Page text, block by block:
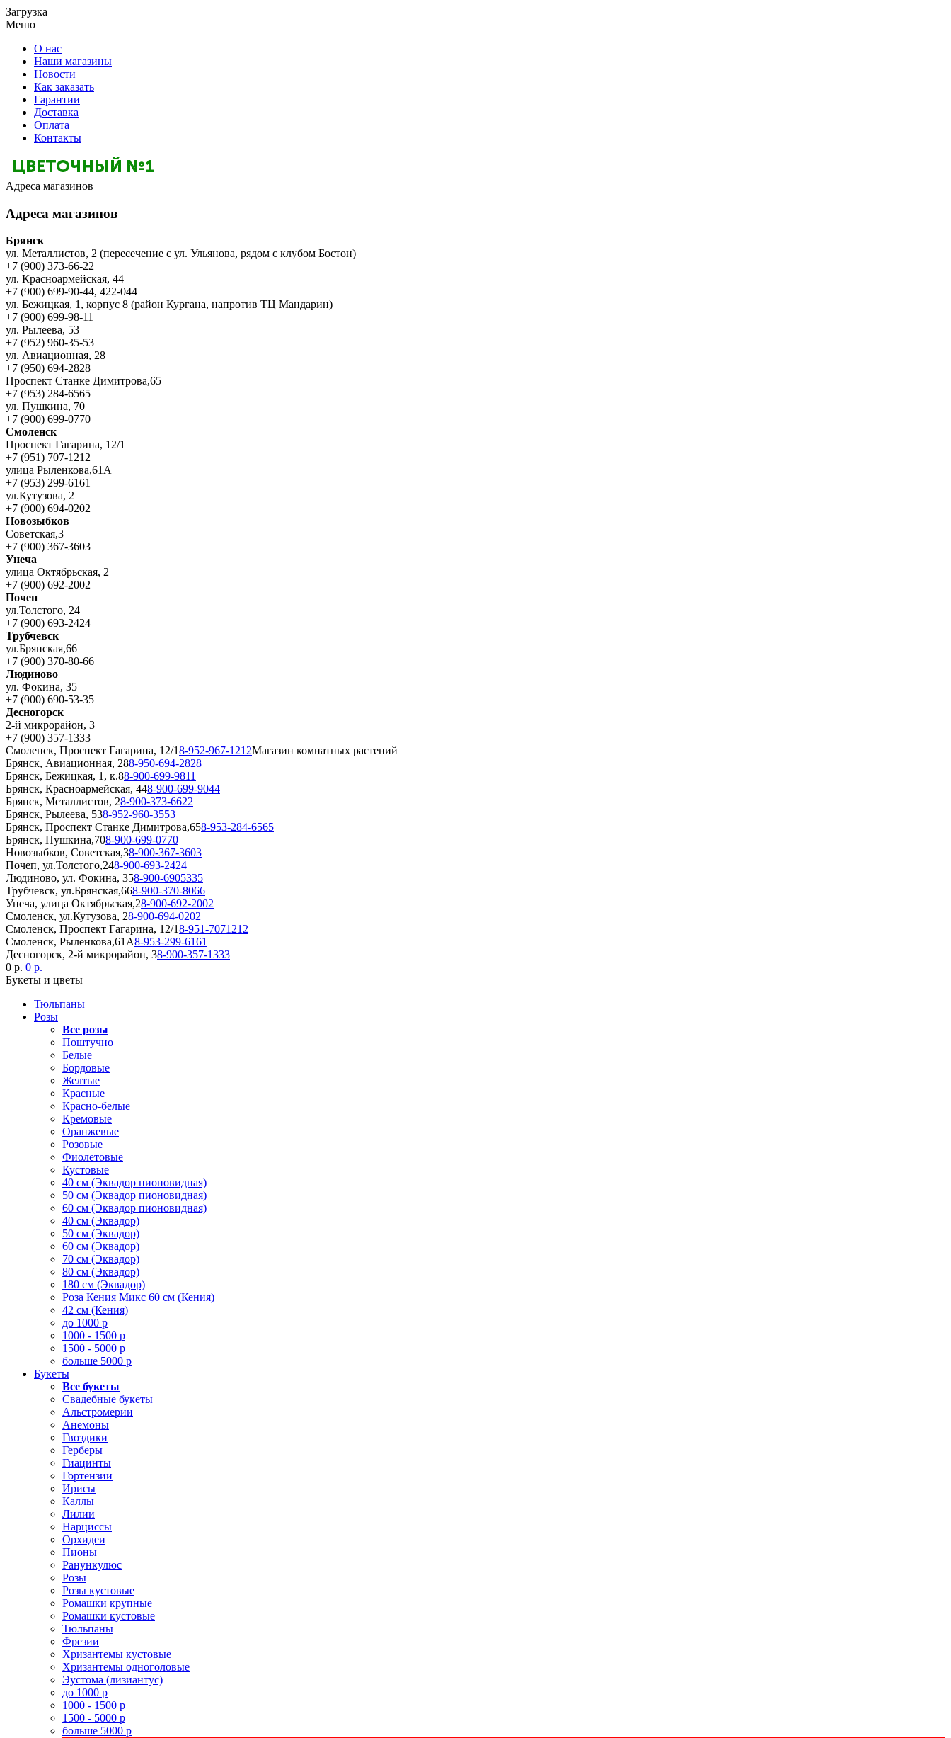
Загрузка
Меню
О нас
Наши магазины
Новости
Как заказать
Гарантии
Доставка
Оплата
Контакты
Адреса магазинов
Адреса магазинов
Брянск
ул. Металлистов, 2 (пересечение с ул. Ульянова, рядом с клубом Бостон)
+7 (900) 373-66-22
ул. Красноармейская, 44
+7 (900) 699-90-44, 422-044
ул. Бежицкая, 1, корпус 8 (район Кургана, напротив ТЦ Мандарин)
+7 (900) 699-98-11
ул. Рылеева, 53
+7 (952) 960-35-53
ул. Авиационная, 28
+7 (950) 694-2828
Проспект Станке Димитрова,65
+7 (953) 284-6565
ул. Пушкина, 70
+7 (900) 699-0770
Смоленск
Проспект Гагарина, 12/1
+7 (951) 707-1212
улица Рыленкова,61А
+7 (953) 299-6161
ул.Кутузова, 2
+7 (900) 694-0202
Новозыбков
Советская,3
+7 (900) 367-3603
Унеча
улица Октябрьская, 2
+7 (900) 692-2002
Почеп
ул.Толстого, 24
+7 (900) 693-2424
Трубчевск
ул.Брянская,66
+7 (900) 370-80-66
Людиново
ул. Фокина, 35
+7 (900) 690-53-35
Десногорск
2-й микрорайон, 3
+7 (900) 357-1333
Смоленск, Проспект Гагарина, 12/18-952-967-1212Магазин комнатных растений
Брянск, Авиационная, 288-950-694-2828
Брянск, Бежицкая, 1, к.88-900-699-9811
Брянск, Красноармейская, 448-900-699-9044
Брянск, Металлистов, 28-900-373-6622
Брянск, Рылеева, 538-952-960-3553
Брянск, Проспект Станке Димитрова,658-953-284-6565
Брянск, Пушкина,708-900-699-0770
Новозыбков, Советская,38-900-367-3603
Почеп, ул.Толстого,248-900-693-2424
Людиново, ул. Фокина, 358-900-6905335
Трубчевск, ул.Брянская,668-900-370-8066
Унеча, улица Октябрьская,28-900-692-2002
Смоленск, ул.Кутузова, 28-900-694-0202
Смоленск, Проспект Гагарина, 12/18-951-7071212
Смоленск, Рыленкова,61А8-953-299-6161
Десногорск, 2-й микрорайон, 38-900-357-1333
0 р. 0 р.
Букеты и цветы
Тюльпаны
Розы
Все розы
Поштучно
Белые
Бордовые
Желтые
Красные
Красно-белые
Кремовые
Оранжевые
Розовые
Фиолетовые
Кустовые
40 см (Эквадор пионовидная)
50 см (Эквадор пионовидная)
60 см (Эквадор пионовидная)
40 см (Эквадор)
50 см (Эквадор)
60 см (Эквадор)
70 см (Эквадор)
80 см (Эквадор)
180 см (Эквадор)
Роза Кения Микс 60 см (Кения)
42 см (Кения)
до 1000 р
1000 - 1500 р
1500 - 5000 р
больше 5000 р
Букеты
Все букеты
Свадебные букеты
Альстромерии
Анемоны
Гвоздики
Герберы
Гиацинты
Гортензии
Ирисы
Каллы
Лилии
Нарциссы
Орхидеи
Пионы
Ранункулюс
Розы
Розы кустовые
Ромашки крупные
Ромашки кустовые
Тюльпаны
Фрезии
Хризантемы кустовые
Хризантемы одноголовые
Эустома (лизиантус)
до 1000 р
1000 - 1500 р
1500 - 5000 р
больше 5000 р